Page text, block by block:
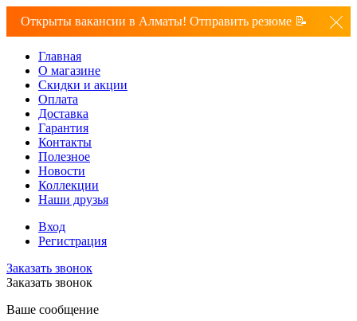
Открыты вакансии в Алматы! Отправить резюме 📝
Главная
О магазине
Скидки и акции
Оплата
Доставка
Гарантия
Контакты
Полезное
Новости
Коллекции
Наши друзья
Вход
Регистрация
Заказать звонок
Заказать звонок
Ваше сообщение